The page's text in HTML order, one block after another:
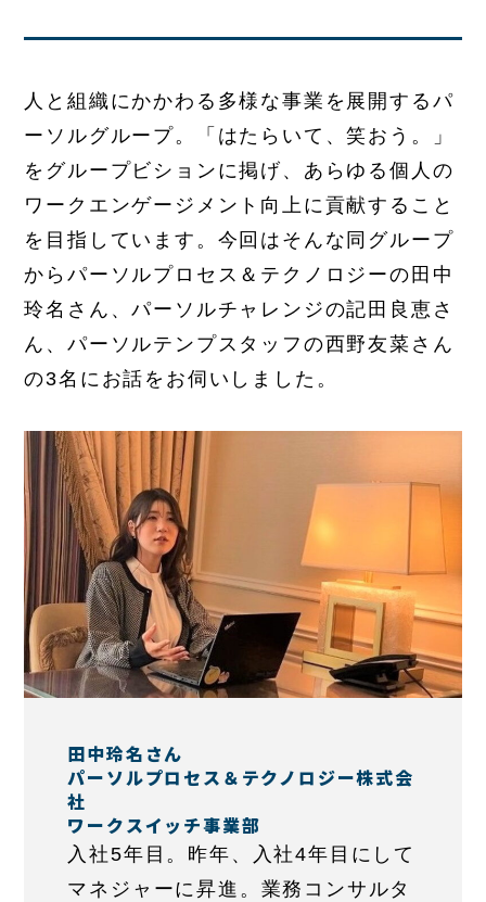
人と組織にかかわる多様な事業を展開するパ
ーソルグループ。「はたらいて、笑おう。」
をグループビションに掲げ、あらゆる個人の
ワークエンゲージメント向上に貢献すること
を目指しています。今回はそんな同グループ
からパーソルプロセス＆テクノロジーの田中
玲名さん、パーソルチャレンジの記田良恵さ
ん、パーソルテンプスタッフの西野友菜さん
の3名にお話をお伺いしました。
田中玲名さん
パーソルプロセス＆テクノロジー株式会
社
ワークスイッチ事業部
入社5年目。昨年、入社4年目にして
マネジャーに昇進。業務コンサルタ